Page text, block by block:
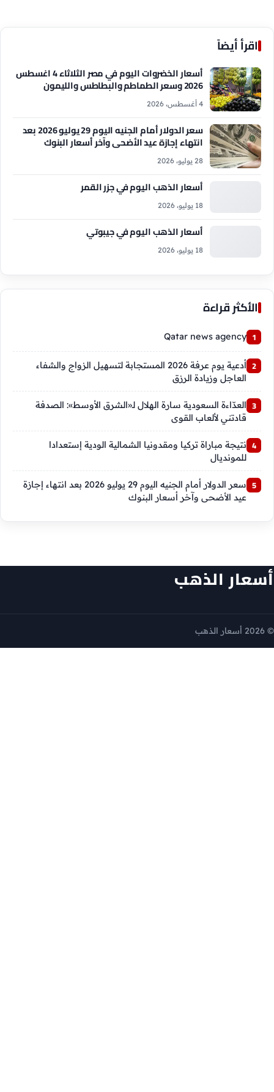
اقرأ أيضاً
أسعار الخضروات اليوم في مصر الثلاثاء 4 اغسطس
2026 وسعر الطماطم والبطاطس والليمون
4 أغسطس، 2026
سعر الدولار أمام الجنيه اليوم 29 يوليو 2026 بعد
انتهاء إجازة عيد الأضحى وآخر أسعار البنوك
28 يوليو، 2026
أسعار الذهب اليوم في جزر القمر
18 يوليو، 2026
أسعار الذهب اليوم في جيبوتي
18 يوليو، 2026
الأكثر قراءة
Qatar news agency
أدعية يوم عرفة 2026 المستجابة لتسهيل الزواج والشفاء
العاجل وزيادة الرزق
العدّاءة السعودية سارة الهلال لـ«الشرق الأوسط»: الصدفة
قادتني لألعاب القوى
نتيجة مباراة تركيا ومقدونيا الشمالية الودية إستعدادا
للمونديال
سعر الدولار أمام الجنيه اليوم 29 يوليو 2026 بعد انتهاء إجازة
عيد الأضحى وآخر أسعار البنوك
أسعار الذهب
© 2026 أسعار الذهب